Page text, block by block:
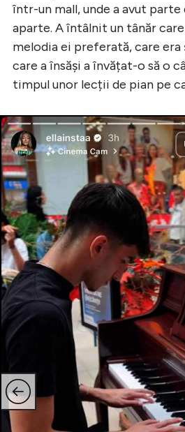
într-un mall, unde a avut
aparte. A întâlnit un tânăr
melodia ei preferată, care
care a însăși a învățat-o să o
timpul unor lecții de pian pe